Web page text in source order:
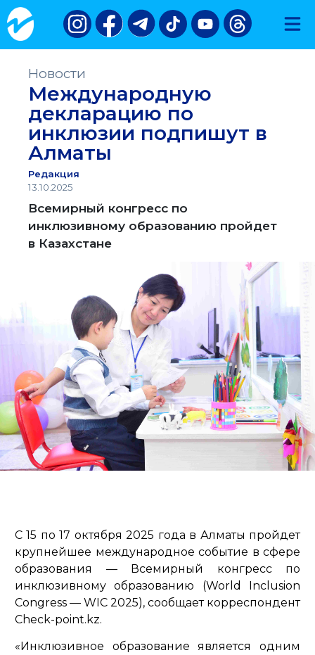
Новости
Международную
декларацию по
инклюзии подпишут в
Алматы
Редакция
13.10.2025
Всемирный конгресс по
инклюзивному образованию пройдет
в Казахстане
С 15 по 17 октября 2025 года в Алматы пройдет
крупнейшее международное событие в сфере
образования — Всемирный конгресс по
инклюзивному образованию (World Inclusion
Congress — WIC 2025), сообщает корреспондент
Check-point.kz.
«Инклюзивное образование является одним